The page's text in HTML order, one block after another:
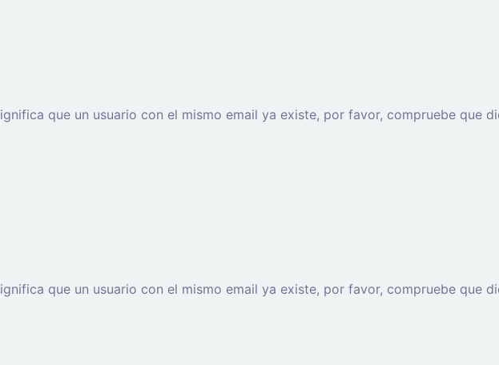
que un usuario con el mismo email ya existe, por favor, compruebe que
que un usuario con el mismo email ya existe, por favor, compruebe que